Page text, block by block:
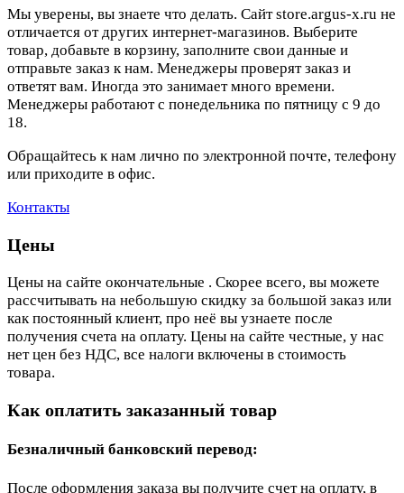
Мы уверены, вы знаете что делать. Сайт store.argus-x.ru не
отличается от других интернет-магазинов. Выберите
товар, добавьте в корзину, заполните свои данные и
отправьте заказ к нам. Менеджеры проверят заказ и
ответят вам. Иногда это занимает много времени.
Менеджеры работают с понедельника по пятницу с 9 до
18.
Обращайтесь к нам лично по электронной почте, телефону
или приходите в офис.
Контакты
Цены
Цены на сайте окончательные . Скорее всего, вы можете
рассчитывать на небольшую скидку за большой заказ или
как постоянный клиент, про неё вы узнаете после
получения счета на оплату. Цены на сайте честные, у нас
нет цен без НДС, все налоги включены в стоимость
товара.
Как оплатить заказанный товар
Безналичный банковский перевод:
После оформления заказа вы получите счет на оплату, в